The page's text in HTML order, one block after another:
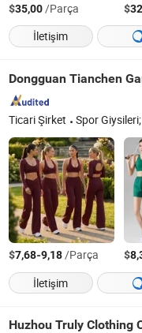
$35,00/Parça $
İletişim
Dongguan Tianchen
Ticari Şirket Spor Giysileri; Evde Spor
$7,68-9,18/Parça $
İletişim
Huzhou Truly Clothing